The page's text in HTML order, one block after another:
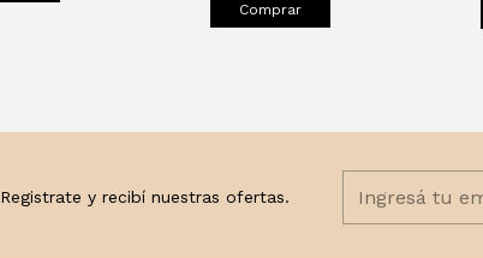
Registrate y recibí nuestras ofertas.